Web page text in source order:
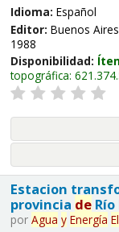
Idioma: Español
Editor: Buenos
1988
Disponibilidad:
topográfica:
Estacion
provincia deRío
por Agua y Energía